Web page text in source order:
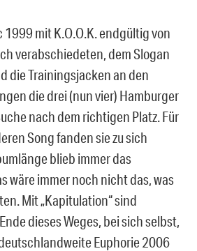
mit K.O.O.K. endgültig von
verabschiedeten, dem Slogan
die Trainingsjacken an den
die drei (nun vier) Hamburger
nach dem richtigen Platz. Für
Song fanden sie zu sich
blieb immer das
wäre immer noch nicht das, was
Mit „Kapitulation“ sind
dieses Weges, bei sich selbst,
Euphorie 2006